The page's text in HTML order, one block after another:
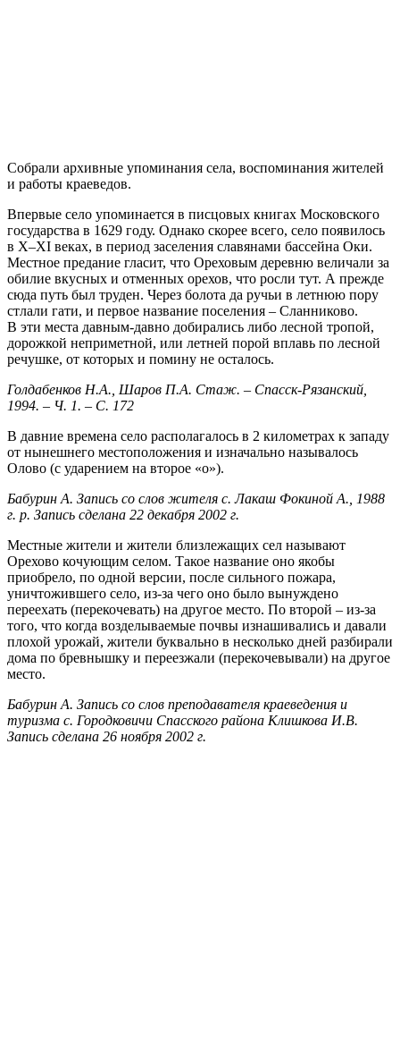
Собрали архивные упоминания села, воспоминания жителей
и работы краеведов.
Впервые село упоминается в писцовых книгах Московского
государства в 1629 году. Однако скорее всего, село появилось
в X–XI веках, в период заселения славянами бассейна Оки.
Местное предание гласит, что Ореховым деревню величали за
обилие вкусных и отменных орехов, что росли тут. А прежде
сюда путь был труден. Через болота да ручьи в летнюю пору
стлали гати, и первое название поселения – Сланниково.
В эти места давным-давно добирались либо лесной тропой,
дорожкой неприметной, или летней порой вплавь по лесной
речушке, от которых и помину не осталось.
Голдабенков Н.А., Шаров П.А. Стаж. – Спасск-Рязанский,
1994. – Ч. 1. – С. 172
В давние времена село располагалось в 2 километрах к западу
от нынешнего местоположения и изначально называлось
Олово (с ударением на второе «о»).
Бабурин А. Запись со слов жителя с. Лакаш Фокиной А., 1988
г. р. Запись сделана 22 декабря 2002 г.
Местные жители и жители близлежащих сел называют
Орехово кочующим селом. Такое название оно якобы
приобрело, по одной версии, после сильного пожара,
уничтожившего село, из-за чего оно было вынуждено
переехать (перекочевать) на другое место. По второй – из-за
того, что когда возделываемые почвы изнашивались и давали
плохой урожай, жители буквально в несколько дней разбирали
дома по бревнышку и переезжали (перекочевывали) на другое
место.
Бабурин А. Запись со слов преподавателя краеведения и
туризма с. Городковичи Спасского района Клишкова И.В.
Запись сделана 26 ноября 2002 г.